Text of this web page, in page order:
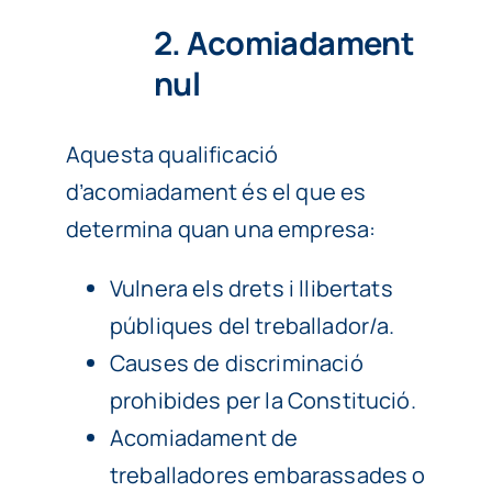
2. Acomiadament
nul
Aquesta qualificació
d’acomiadament és el que es
determina quan una empresa:
Vulnera els drets i llibertats
públiques del treballador/a.
Causes de discriminació
prohibides per la Constitució.
Acomiadament de
treballadores embarassades o